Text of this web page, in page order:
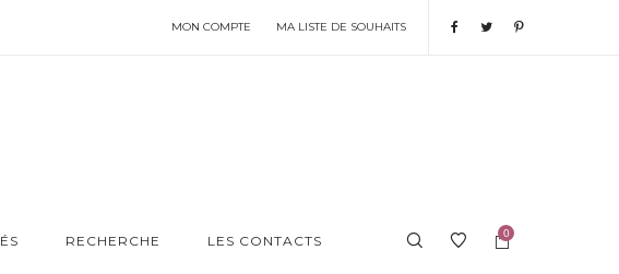
MON COMPTE MA LISTE DE SOUHAITS
RECHERCHE LES CONTACTS 0